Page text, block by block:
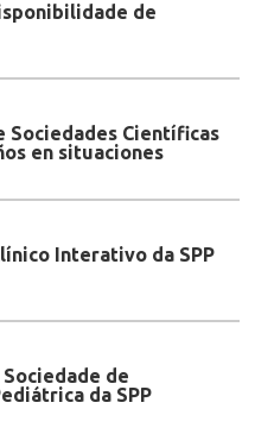
de
Sociedades Científicas
en situaciones
Interativo da SPP
de
da SPP